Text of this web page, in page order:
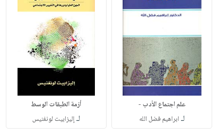
علم اجتماع الأدب -
لـ ابراهيم فضل الله
أزمة الطبقات الوسط
لـإليزابيت لونغنيس